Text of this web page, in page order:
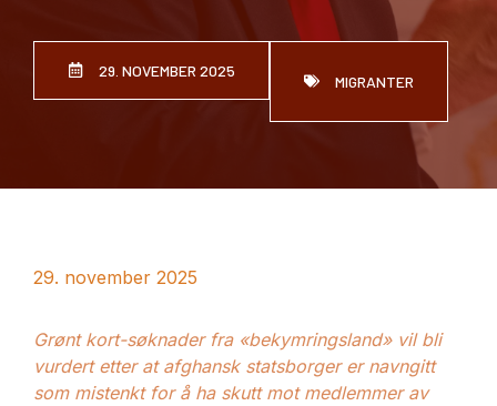
29. NOVEMBER 2025
MIGRANTER
29. november 2025
Grønt kort-søknader fra «bekymringsland» vil bli
vurdert etter at afghansk statsborger er navngitt
som mistenkt for å ha skutt mot medlemmer av